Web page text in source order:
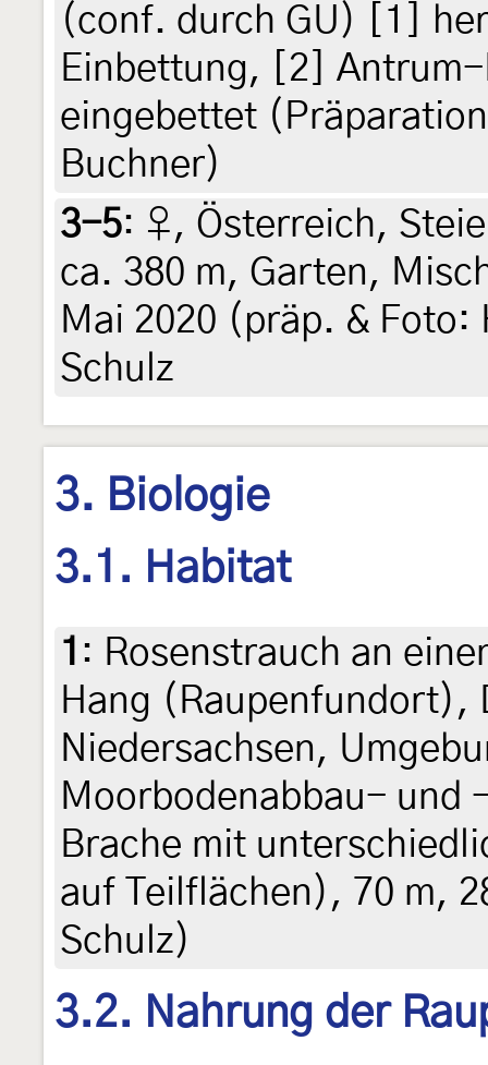
(conf. durch GU) [1]
Einbettung, [2]
eingebettet
Buchner)
3-5: ♀, Österreich,
ca. 380 m, Garten,
Mai 2020 (präp. &
Schulz
3. Biologie
3.1. Habitat
1 : Rosenstrauch an
Hang (Raupenfundort),
Niedersachsen,
Moorbodenabbau- und
Brache mit
auf Teilflächen), 70 m,
Schulz)
3.2. Nahrung der